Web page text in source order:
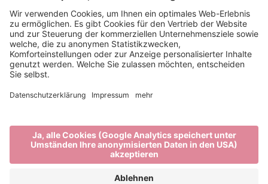
Brixen Tourismus
Privacy
Impressum
Förderungen
produced by